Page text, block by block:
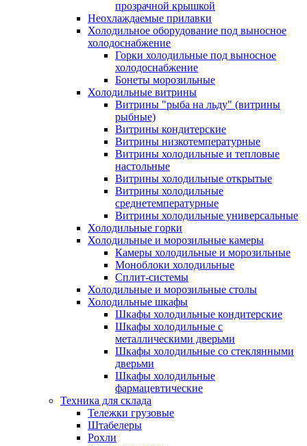
прозрачной крышкой
Неохлаждаемые прилавки
Холодильное оборудование под выносное
холодоснабжение
Горки холодильные под выносное
холодоснабжение
Бонеты морозильные
Холодильные витрины
Витрины "рыба на льду" (витрины
рыбные)
Витрины кондитерские
Витрины низкотемпературные
Витрины холодильные и тепловые
настольные
Витрины холодильные открытые
Витрины холодильные
среднетемпературные
Витрины холодильные универсальные
Холодильные горки
Холодильные и морозильные камеры
Камеры холодильные и морозильные
Моноблоки холодильные
Сплит-системы
Холодильные и морозильные столы
Холодильные шкафы
Шкафы холодильные кондитерские
Шкафы холодильные с
металлическими дверьми
Шкафы холодильные со стеклянными
дверьми
Шкафы холодильные
фармацевтические
Техника для склада
Тележки грузовые
Штабелеры
Рохли